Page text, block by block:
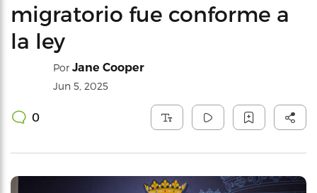
migratorio fue conforme a
la ley
Por Jane Cooper
Jun 5, 2025
0